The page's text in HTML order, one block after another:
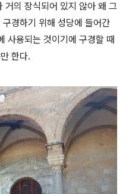
거의 장식되어 있지 않아 왜 그
경하기 위해 성당에 들어간
사용되는 것이기에 구경할 때
한다.